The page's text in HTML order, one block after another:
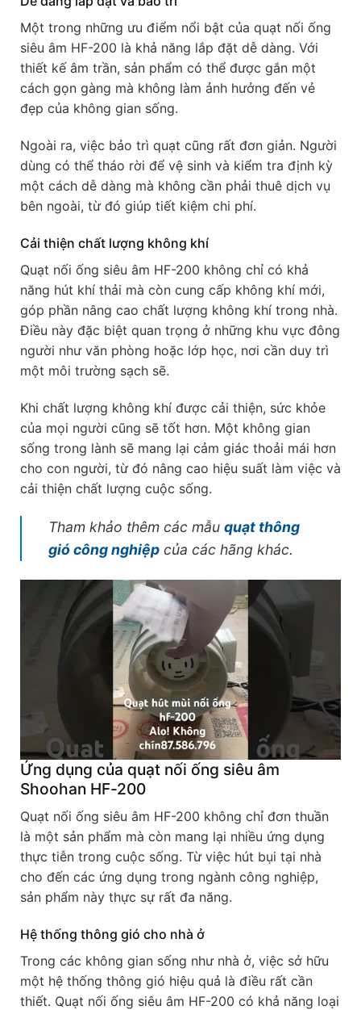
Một trong những ưu điểm nổi bật của quạt nối ống
siêu âm HF-200 là khả năng lắp đặt dễ dàng. Với
thiết kế âm trần, sản phẩm có thể được gắn một
cách gọn gàng mà không làm ảnh hưởng đến vẻ
đẹp của không gian sống.
Ngoài ra, việc bảo trì quạt cũng rất đơn giản. Người
dùng có thể tháo rời để vệ sinh và kiểm tra định kỳ
một cách dễ dàng mà không cần phải thuê dịch vụ
bên ngoài, từ đó giúp tiết kiệm chi phí.
Cải thiện chất lượng không khí
Quạt nối ống siêu âm HF-200 không chỉ có khả
năng hút khí thải mà còn cung cấp không khí mới,
góp phần nâng cao chất lượng không khí trong nhà.
Điều này đặc biệt quan trọng ở những khu vực đông
người như văn phòng hoặc lớp học, nơi cần duy trì
một môi trường sạch sẽ.
Khi chất lượng không khí được cải thiện, sức khỏe
của mọi người cũng sẽ tốt hơn. Một không gian
sống trong lành sẽ mang lại cảm giác thoải mái hơn
cho con người, từ đó nâng cao hiệu suất làm việc và
cải thiện chất lượng cuộc sống.
Tham khảo thêm các mẫu quạt thông
gió công nghiệp của các hãng khác.
Ứng dụng của quạt nối ống siêu âm
Shoohan HF-200
Quạt nối ống siêu âm HF-200 không chỉ đơn thuần
là một sản phẩm mà còn mang lại nhiều ứng dụng
thực tiễn trong cuộc sống. Từ việc hút bụi tại nhà
cho đến các ứng dụng trong ngành công nghiệp,
sản phẩm này thực sự rất đa năng.
Hệ thống thông gió cho nhà ở
Trong các không gian sống như nhà ở, việc sở hữu
một hệ thống thông gió hiệu quả là điều rất cần
thiết. Quạt nối ống siêu âm HF-200 có khả năng loại